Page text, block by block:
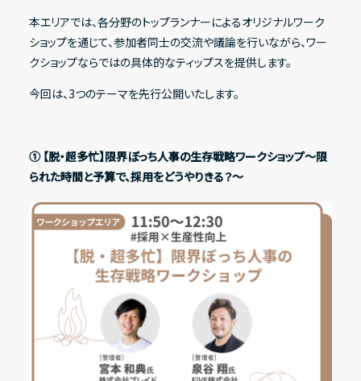
IRに関するお問い合わせ
本エリアでは、各分野のトップランナーによるオリジナルワーク
ショップを通じて、参加者同士の交流や議論を行いながら、ワー
クショップならではの具体的なティップスを提供します。
今回は、3つのテーマを先行公開いたします。
① 【脱・超多忙】限界ぼっち人事の生存戦略ワークショップ〜限
られた時間と予算で、採用をどうやりきる？〜